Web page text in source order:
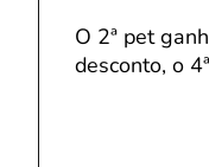
O 2ª pet
desconto, o